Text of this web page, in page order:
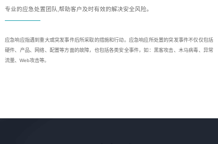
专业的应急处置团队,帮助客户及时有效的解决安全风险。
应急响应指遇到重大或突发事件后所采取的措施和行动。应急响应所处置的突发事件不仅仅包括
硬件、产品、网络、配置等方面的故障，也包括各类安全事件，如：黑客攻击、木马病毒、异常
流量、Web攻击等。